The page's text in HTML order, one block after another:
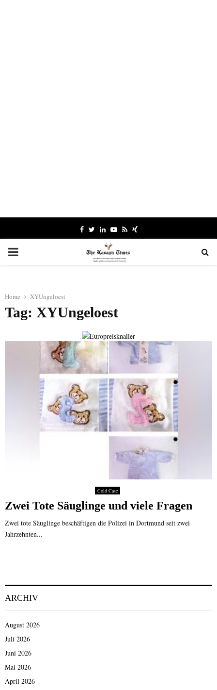
Facebook
TwitterLinkedinYoutube
RssXing
PRIMARY
Home XYUngeloest
Tag: XYUngeloest
Cold Case
Zwei Tote Säuglinge und viele Fragen
Zwei tote Säuglinge beschäftigen die Polizei in Dortmund seit zwei
Jahrzehnten...
ARCHIV
August 2026
Juli 2026
Juni 2026
Mai 2026
April 2026